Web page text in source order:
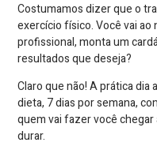
Costumamos dizer que o
exercício físico. Você vai
profissional, monta um
resultados que deseja?
Claro que não! A prática
dieta, 7 dias por semana,
quem vai fazer você
durar.